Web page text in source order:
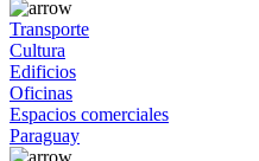
Transporte
Cultura
Edificios
Oficinas
Espacios comerciales
Paraguay